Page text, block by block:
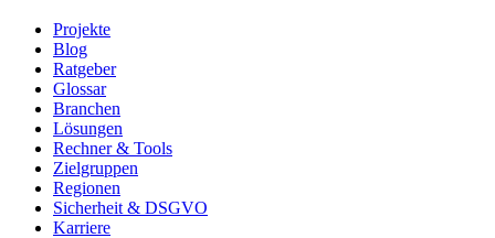
Projekte
Blog
Ratgeber
Glossar
Branchen
Lösungen
Rechner & Tools
Zielgruppen
Regionen
Sicherheit & DSGVO
Karriere